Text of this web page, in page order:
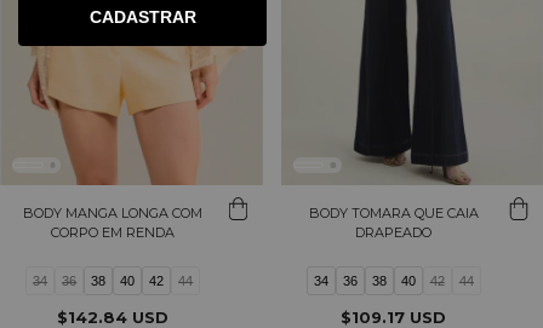
BODY MANGA LONGA COM
CORPO EM RENDA
34 36 38 40 42 44
$142.84 USD
BODY TOMARA QUE CAIA
DRAPEADO
34 36 38 40 42 44
$109.17 USD
CADASTRAR